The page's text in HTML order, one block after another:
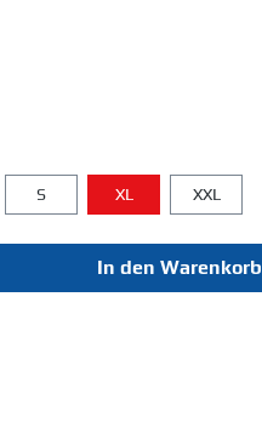
S XL XXL
In den Warenkorb